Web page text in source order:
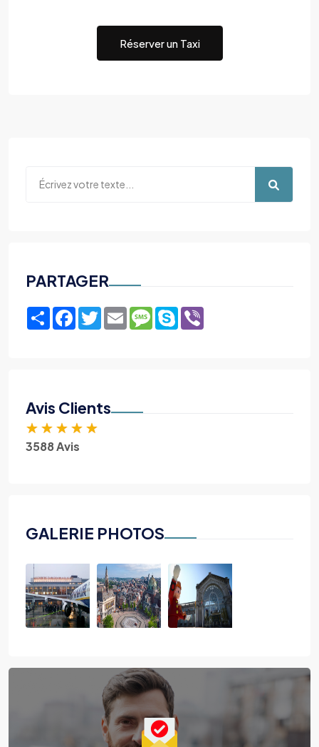
Réserver un Taxi
PARTAGER
ShareFacebook
TwitterEmailMessage
Skype
Avis Clients
★ ★ ★ ★ ★
3588 Avis
GALERIE PHOTOS